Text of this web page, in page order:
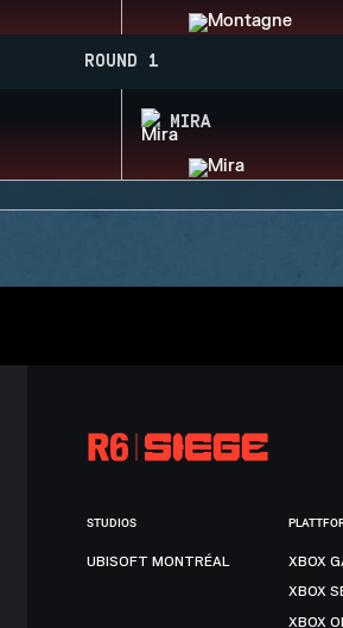
ROUND 1
MIRA
STUDIOS
UBISOFT MONTRÉAL
XBOX
XBOX
XBOX